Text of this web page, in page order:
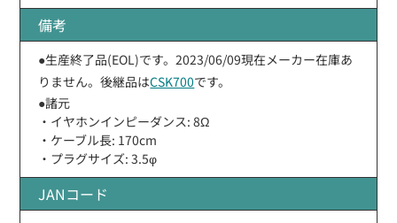
備考
●生産終了品(EOL)です。2023/06/09現在メーカー在庫あ
りません。後継品はCSK700です。
●諸元
・イヤホンインピーダンス: 8Ω
・ケーブル長: 170cm
・プラグサイズ: 3.5φ
JANコード